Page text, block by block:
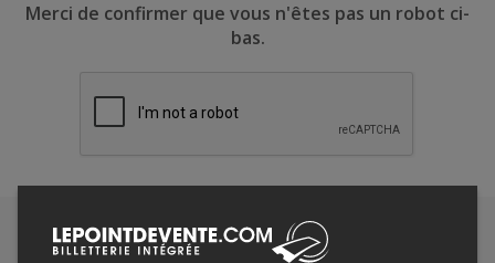
Merci de confirmer que vous n'êtes pas un robot ci-
bas.